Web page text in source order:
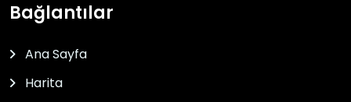
Bağlantılar
Ana Sayfa
Harita